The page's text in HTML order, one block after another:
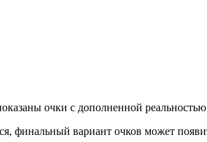
очки с дополненной
финальный вариант очков может